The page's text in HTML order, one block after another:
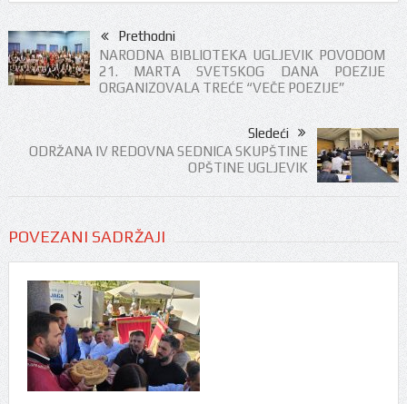
Prethodni
NARODNA BIBLIOTEKA UGLJEVIK POVODOM
21. MARTA SVETSKOG DANA POEZIJE
ORGANIZOVALA TREĆE “VEČE POEZIJE”
Sledeći
ODRŽANA IV REDOVNA SEDNICA SKUPŠTINE
OPŠTINE UGLJEVIK
POVEZANI SADRŽAJI